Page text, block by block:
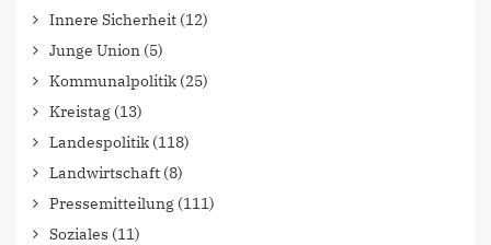
Innere Sicherheit (12)
Junge Union (5)
Kommunalpolitik (25)
Kreistag (13)
Landespolitik (118)
Landwirtschaft (8)
Pressemitteilung (111)
Soziales (11)